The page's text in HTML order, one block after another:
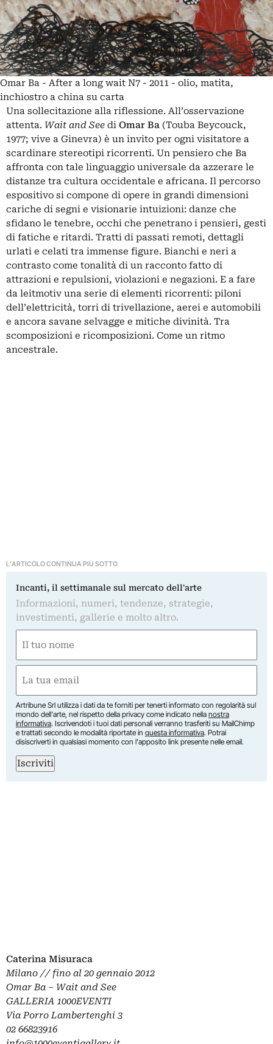
Omar Ba - After a long wait N7 - 2011 - olio, matita,
inchiostro a china su carta
Una sollecitazione alla riflessione. All’osservazione
attenta. Wait and See di Omar Ba (Touba Beycouck,
1977; vive a Ginevra) è un invito per ogni visitatore a
scardinare stereotipi ricorrenti. Un pensiero che Ba
affronta con tale linguaggio universale da azzerare le
distanze tra cultura occidentale e africana. Il percorso
espositivo si compone di opere in grandi dimensioni
cariche di segni e visionarie intuizioni: danze che
sfidano le tenebre, occhi che penetrano i pensieri, gesti
di fatiche e ritardi. Tratti di passati remoti, dettagli
urlati e celati tra immense figure. Bianchi e neri a
contrasto come tonalità di un racconto fatto di
attrazioni e repulsioni, violazioni e negazioni. E a fare
da leitmotiv una serie di elementi ricorrenti: piloni
dell’elettricità, torri di trivellazione, aerei e automobili
e ancora savane selvagge e mitiche divinità. Tra
scomposizioni e ricomposizioni. Come un ritmo
ancestrale.
L'ARTICOLO CONTINUA PIÙ SOTTO
Incanti, il settimanale sul mercato dell'arte
Informazioni, numeri, tendenze, strategie,
investimenti, gallerie e molto altro.
(Obbligatorio)
Nome
(Obbligatorio)
Artribune Srl utilizza i dati da te forniti per tenerti informato con regolarità sul
mondo dell'arte, nel rispetto della privacy come indicato nella nostra
informativa. Iscrivendoti i tuoi dati personali verranno trasferiti su MailChimp
e trattati secondo le modalità riportate in questa informativa. Potrai
disiscriverti in qualsiasi momento con l'apposito link presente nelle email.
Iscriviti
Caterina Misuraca
Milano // fino al 20 gennaio 2012
Omar Ba – Wait and See
GALLERIA 1000EVENTI
Via Porro Lambertenghi 3
02 66823916